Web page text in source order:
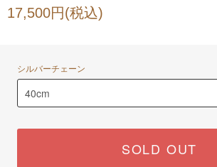
17,500円(税込)
シルバーチェーン
SOLD OUT